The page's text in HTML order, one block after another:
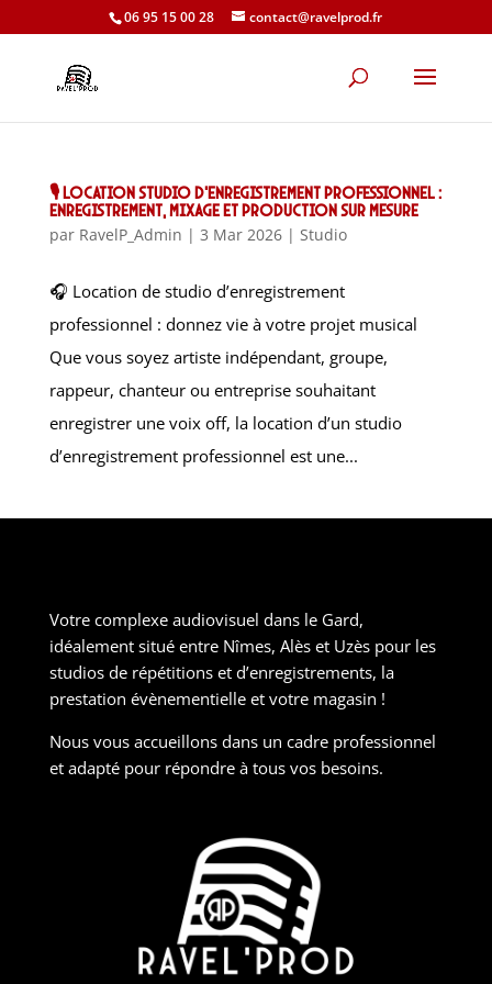
06 95 15 00 28 contact@ravelprod.fr
🎙️ Location studio d’enregistrement professionnel :
enregistrement, mixage et production sur mesure
par RavelP_Admin | 3 Mar 2026| Studio
🎧 Location de studio d’enregistrement
professionnel : donnez vie à votre projet musical
Que vous soyez artiste indépendant, groupe,
rappeur, chanteur ou entreprise souhaitant
enregistrer une voix off, la location d’un studio
d’enregistrement professionnel est une...
Votre complexe audiovisuel dans le Gard,
idéalement situé entre Nîmes, Alès et Uzès pour les
studios de répétitions et d’enregistrements, la
prestation évènementielle et votre magasin !
Nous vous accueillons dans un cadre professionnel
et adapté pour répondre à tous vos besoins.